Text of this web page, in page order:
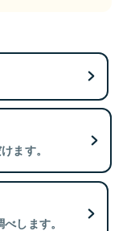
ます。
します。